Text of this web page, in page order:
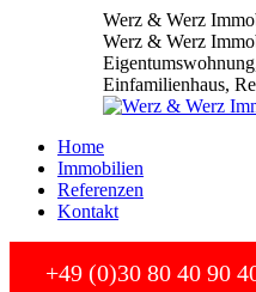
Werz & Werz
Werz & Werz
Einfamilienhaus,
Home
Immobilien
Referenzen
Kontakt
+49 (0)30 80 40 90